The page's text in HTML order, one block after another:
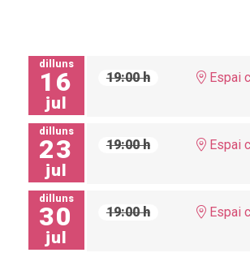
dilluns
16
jul
19:00 h Espai
dilluns
23
jul
19:00 h Espai
dilluns
30
jul
19:00 h Espai